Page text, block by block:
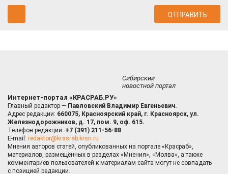
Сибирский
новостной портал
Интернет-портал «КРАСРАБ.РУ»
Главный редактор — Павловский Владимир Евгеньевич.
Адрес редакции: 660075, Красноярский край, г. Красноярск, ул.
Железнодорожников, д. 17, пом. 9, оф. 615.
Телефон редакции: +7 (391) 211-56-88
E-mail: redaktor@krasrab.krsn.ru
Мнения авторов статей, опубликованных на портале «Красраб»,
материалов, размещённых в разделах «Мнения», «Молва», а также
комментариев пользователей к материалам сайта могут не совпадать
с позицией редакции.